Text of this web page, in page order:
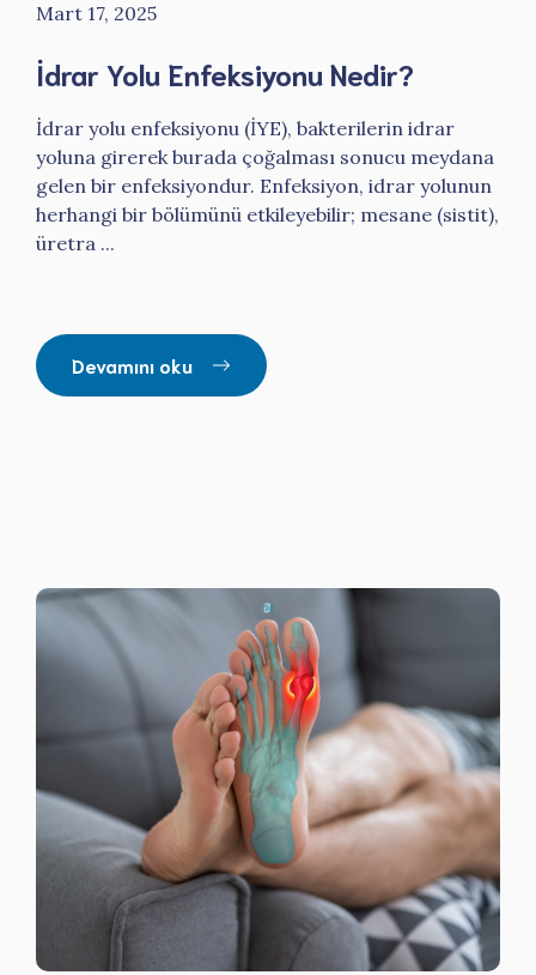
Mart 17, 2025
İdrar Yolu Enfeksiyonu Nedir?
İdrar yolu enfeksiyonu (İYE), bakterilerin idrar
yoluna girerek burada çoğalması sonucu meydana
gelen bir enfeksiyondur. Enfeksiyon, idrar yolunun
herhangi bir bölümünü etkileyebilir; mesane (sistit),
üretra ...
Devamını oku